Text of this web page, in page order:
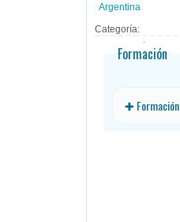
Argentina
Categoría:
Formación
✚ Formación